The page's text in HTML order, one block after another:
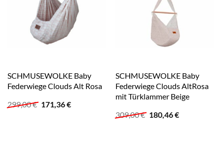
SCHMUSEWOLKE Baby
Federwiege Clouds Alt Rosa
299,00€ Ursprünglicher
171,36€Aktueller
SCHMUSEWOLKE Baby
Federwiege Clouds AltRosa
mit Türklammer Beige
309,00€ Ursprünglicher
180,46€Aktueller